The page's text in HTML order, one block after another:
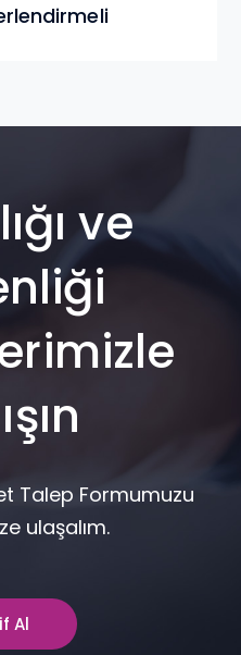
ve
Talep Formumuzu
ulaşalım.
Al